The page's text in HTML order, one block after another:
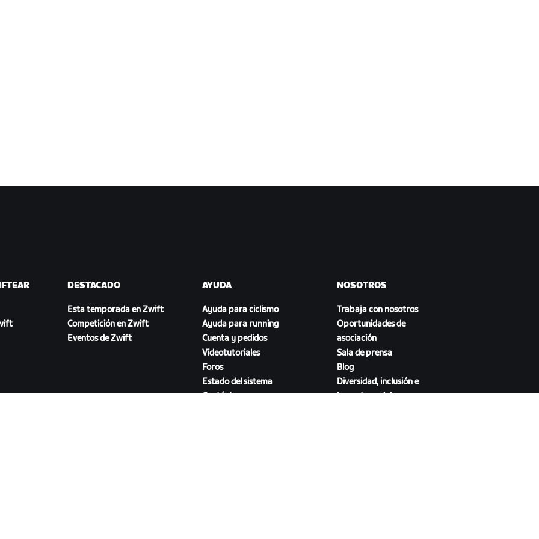
DESTACADO
Esta temporada en Zwift
Competición en Zwift
Eventos de Zwift
AYUDA
Ayuda para ciclismo
Ayuda para running
Cuenta y pedidos
Videotutoriales
Foros
Estado del sistema
Contáctanos
NOSOTROS
Trabaja con nosotros
Oportunidades de
asociación
Sala de prensa
Blog
Diversidad, inclusión e
impacto social